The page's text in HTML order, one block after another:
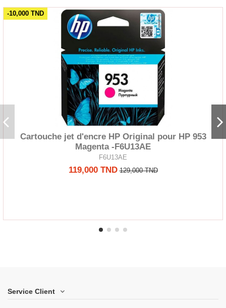
-10,000 TND
Cartouche jet d'encre HP Original pour HP 953
Magenta -F6U13AE
F6U13AE
119,000 TND 129,000 TND
Service Client